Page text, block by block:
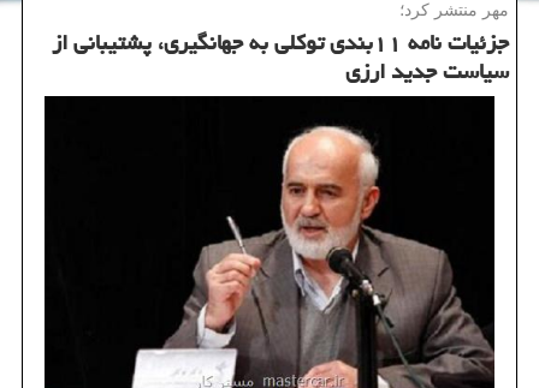
مهر منتشر كرد؛
جزئیات نامه ۱۱بندی توكلی به جهانگیری، پشتیبانی از
سیاست جدید ارزی